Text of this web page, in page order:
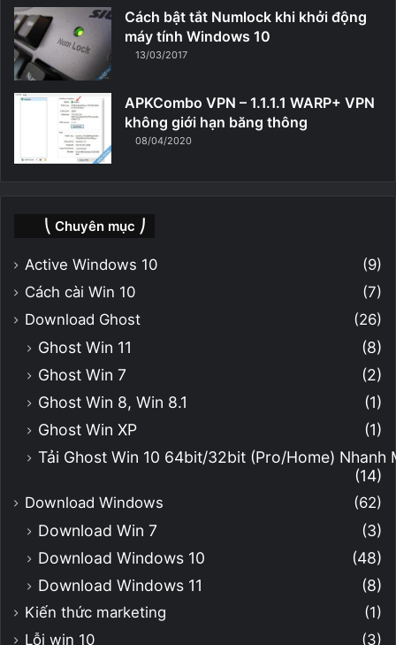
Cách bật tắt Numlock khi khởi động
máy tính Windows 10
13/03/2017
APKCombo VPN – 1.1.1.1 WARP+ VPN
không giới hạn băng thông
08/04/2020
⎝ Chuyên mục ⎠
Active Windows 10
(9)
Cách cài Win 10
(7)
Download Ghost
(26)
Ghost Win 11
(8)
Ghost Win 7
(2)
Ghost Win 8, Win 8.1
(1)
Ghost Win XP
(1)
Tải Ghost Win 10 64bit/32bit (Pro/Home)
(14)
Download Windows (62)
Download Win 7
(3)
Download Windows 10
(48)
Download Windows 11
(8)
Kiến thức marketing
(1)
Lỗi win 10
(3)